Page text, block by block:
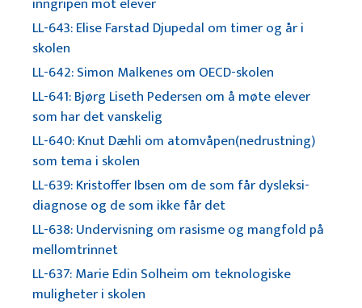
LL-643: Elise Farstad Djupedal om timer og år i
skolen
LL-642: Simon Malkenes om OECD-skolen
LL-641: Bjørg Liseth Pedersen om å møte elever
som har det vanskelig
LL-640: Knut Dæhli om atomvåpen(nedrustning)
som tema i skolen
LL-639: Kristoffer Ibsen om de som får dysleksi-
diagnose og de som ikke får det
LL-638: Undervisning om rasisme og mangfold på
mellomtrinnet
LL-637: Marie Edin Solheim om teknologiske
muligheter i skolen